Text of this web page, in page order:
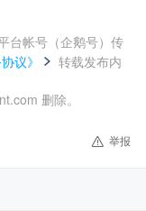
台帐号（企鹅号）传
议》
转载发布内
删除。
举报